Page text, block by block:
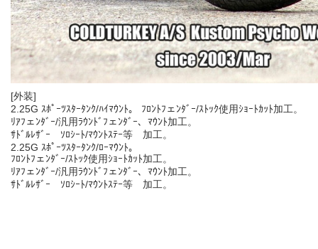
[外装]
2.25G ｽﾎﾟｰﾂｽﾀｰﾀﾝｸ/ﾊｲﾏｳﾝﾄ。 ﾌﾛﾝﾄﾌェﾝﾀﾞｰ/ｽﾄｯｸ使用ｼｮｰﾄｶｯﾄ加工。
ﾘｱﾌェﾝﾀﾞｰ/汎用ﾗｳﾝﾄﾞﾌェﾝﾀﾞｰ、ﾏｳﾝﾄ加工。
ｻﾄﾞﾙﾚｻﾞｰ ｿﾛｼｰﾄ/ﾏｳﾝﾄｽﾃｰ等 加工。
2.25G ｽﾎﾟｰﾂｽﾀｰﾀﾝｸ/ﾛｰﾏｳﾝﾄ。
ﾌﾛﾝﾄﾌェﾝﾀﾞｰ/ｽﾄｯｸ使用ｼｮｰﾄｶｯﾄ加工。
ﾘｱﾌェﾝﾀﾞｰ/汎用ﾗｳﾝﾄﾞﾌェﾝﾀﾞｰ、ﾏｳﾝﾄ加工。
ｻﾄﾞﾙﾚｻﾞｰ ｿﾛｼｰﾄ/ﾏｳﾝﾄｽﾃｰ等 加工。